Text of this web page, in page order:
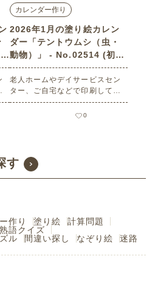
)
カレンダー作り
2026年1月の塗り絵カレン
ダー「テントウムシ（虫・
動物）」 - No.02514 (初級/
カレンダー作りの介護レク
素材)
老人ホームやデイサービスセン
ター、ご自宅などで印刷してお
使いいただける無料の高齢者向
け介護レク素材 2026年1月の塗
ド：一月・睦月・January・１
月・天道虫・てんとう虫
0
す
作り 塗り絵
計算問題
語クイズ
ル 間違い探し なぞり絵 迷路